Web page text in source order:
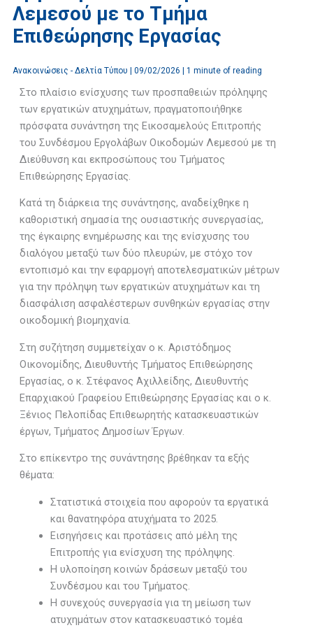
Λεμεσού με το Τμήμα
Επιθεώρησης Εργασίας
Ανακοινώσεις - Δελτία Τύπου | 09/02/2026 | 1 minute of reading
Στο πλαίσιο ενίσχυσης των προσπαθειών πρόληψης
των εργατικών ατυχημάτων, πραγματοποιήθηκε
πρόσφατα συνάντηση της Εικοσαμελούς Επιτροπής
του Συνδέσμου Εργολάβων Οικοδομών Λεμεσού με τη
Διεύθυνση και εκπροσώπους του Τμήματος
Επιθεώρησης Εργασίας.
Κατά τη διάρκεια της συνάντησης, αναδείχθηκε η
καθοριστική σημασία της ουσιαστικής συνεργασίας,
της έγκαιρης ενημέρωσης και της ενίσχυσης του
διαλόγου μεταξύ των δύο πλευρών, με στόχο τον
εντοπισμό και την εφαρμογή αποτελεσματικών μέτρων
για την πρόληψη των εργατικών ατυχημάτων και τη
διασφάλιση ασφαλέστερων συνθηκών εργασίας στην
οικοδομική βιομηχανία.
Στη συζήτηση συμμετείχαν ο κ. Αριστόδημος
Οικονομίδης, Διευθυντής Τμήματος Επιθεώρησης
Εργασίας, ο κ. Στέφανος Αχιλλείδης, Διευθυντής
Επαρχιακού Γραφείου Επιθεώρησης Εργασίας και ο κ.
Ξένιος Πελοπίδας Επιθεωρητής κατασκευαστικών
έργων, Τμήματος Δημοσίων Έργων.
Στο επίκεντρο της συνάντησης βρέθηκαν τα εξής
θέματα:
Στατιστικά στοιχεία που αφορούν τα εργατικά
και θανατηφόρα ατυχήματα το 2025.
Εισηγήσεις και προτάσεις από μέλη της
Επιτροπής για ενίσχυση της πρόληψης.
Η υλοποίηση κοινών δράσεων μεταξύ του
Συνδέσμου και του Τμήματος.
Η συνεχούς συνεργασία για τη μείωση των
ατυχημάτων στον κατασκευαστικό τομέα